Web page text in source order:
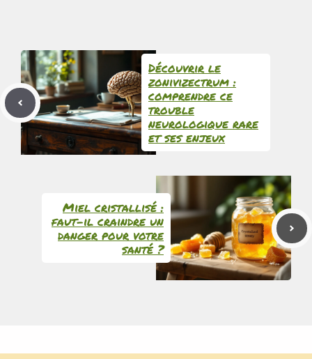
Découvrir le
zonivizectrum :
comprendre ce
trouble
neurologique rare
et ses enjeux
Miel cristallisé :
faut-il craindre un
danger pour votre
santé ?